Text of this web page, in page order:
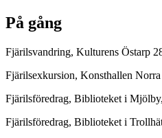
På gång
Fjärilsvandring, Kulturens Östarp
Fjärilsexkursion, Konsthallen
Fjärilsföredrag, Biblioteket i
Fjärilsföredrag, Biblioteket i